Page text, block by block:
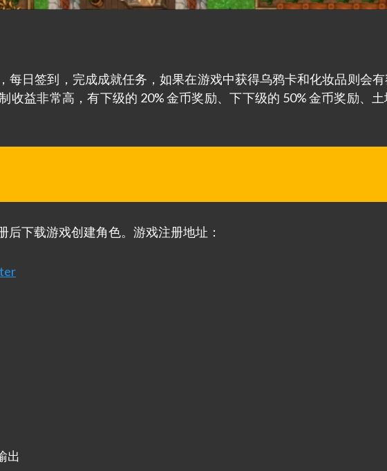
每日签到，完成成就任务，如果在游戏中获得乌鸦卡和化妆品则会
收益非常高，有下级的 20% 金币奖励、下下级的 50% 金币奖励、
下载游戏创建角色。游戏注册地址：
出